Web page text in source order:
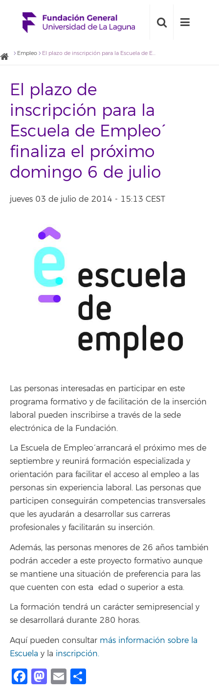
Empleo El plazo de inscripción para la `Escuela de Empleo´ finaliza el próximo domingo 6 de julio
El plazo de
inscripción para la
`Escuela de Empleo´
finaliza el próximo
domingo 6 de julio
jueves 03 de julio de 2014 - 15:13 CEST
Las personas interesadas en participar en este
programa formativo y de facilitación de la inserción
laboral pueden inscribirse a través de la sede
electrónica de la Fundación.
La `Escuela de Empleo´ arrancará el próximo mes de
septiembre y reunirá formación especializada y
orientación para facilitar el acceso al empleo a las
personas sin experiencia laboral. Las personas que
participen conseguirán competencias transversales
que les ayudarán a desarrollar sus carreras
profesionales y facilitarán su inserción.
Además, las personas menores de 26 años también
podrán acceder a este proyecto formativo aunque
se mantiene una situación de preferencia para las
que cuenten con esta edad o superior a esta.
La formación tendrá un carácter semipresencial y
se desarrollará durante 280 horas.
Aquí pueden consultar más información sobre la
Escuela y la inscripción.
Facebook
Mastodon
Email